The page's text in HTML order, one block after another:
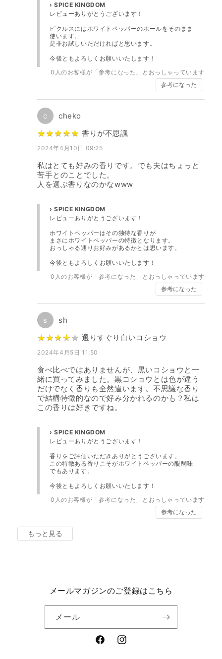
› SPICE KINGDOM
レビューありがとうございます！
ピクルスにはホワイトペッパーのホールをそのまま
使います。
是非お試しいただければと思います。
今後ともよろしくお願いいたします！
0 人のお客様が「参考になった」とおっしゃっています
参考になった
c cheko
★★★★★
★★★★★ 香りが不思議
2024年4月10日 09:25
私はとても好みの香りです。でも夫はちょっと
苦手とのことでした。
人を選ぶ香りなのかなwww
› SPICE KINGDOM
レビューありがとうございます！
ホワイトペッパーはその独特な香りが
まさにホワイトペッパーの特徴となります。
おっしゃる通りお好みがあるかとは思います。
今後ともよろしくお願いいたします！
0 人のお客様が「参考になった」とおっしゃっています
参考になった
s sh
★★★★ ★
★★★★ ★ 選りすぐり白いコショウ
2024年4月5日 11:50
食べ比べではありませんが、黒いコショウと一
緒に買ってみました。黒コショウとは色が違う
だけでなく香りも全然違います。不思議な香り
で結構特徴的なので好み分かれるのかも？私は
この香りは好きですね。
› SPICE KINGDOM
レビューありがとうございます！
香りをご評価いただきありがとうございます。
この特徴ある香りこそがホワイトペッパーの醍醐味
でもあります。
今後ともよろしくお願いいたします！
0 人のお客様が「参考になった」とおっしゃっています
参考になった
もっと見る
メールマガジンのご登録はこちら
メール
FacebookInstagram